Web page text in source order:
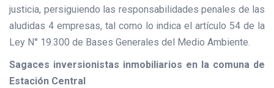
justicia, persiguiendo las responsabilidades penales de las
aludidas 4 empresas, tal como lo indica el artículo 54 de la
Ley N° 19.300 de Bases Generales del Medio Ambiente.
Sagaces inversionistas inmobiliarios en la comuna de
Estación Central